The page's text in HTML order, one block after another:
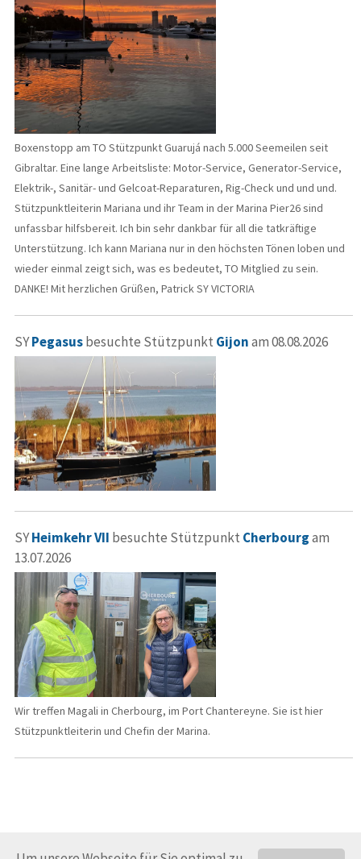
Boxenstopp am TO Stützpunkt Guarujá nach 5.000 Seemeilen seit
Gibraltar. Eine lange Arbeitsliste: Motor-Service, Generator-Service,
Elektrik-, Sanitär- und Gelcoat-Reparaturen, Rig-Check und und und.
Stützpunktleiterin Mariana und ihr Team in der Marina Pier26 sind
unfassbar hilfsbereit. Ich bin sehr dankbar für all die tatkräftige
Unterstützung. Ich kann Mariana nur in den höchsten Tönen loben und
wieder einmal zeigt sich, was es bedeutet, TO Mitglied zu sein.
DANKE! Mit herzlichen Grüßen, Patrick SY VICTORIA
SYPegasusbesuchte Stützpunkt Gijonam 08.08.2026
SYHeimkehr VII besuchte Stützpunkt Cherbourgam
13.07.2026
Wir treffen Magali in Cherbourg, im Port Chantereyne. Sie ist hier
Stützpunktleiterin und Chefin der Marina.